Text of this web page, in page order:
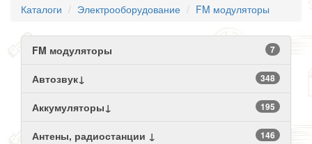
Каталоги Электрооборудование FM модуляторы
FM модуляторы 7
Автозвук↓ 348
Аккумуляторы↓ 195
Антены, радиостанции ↓ 146